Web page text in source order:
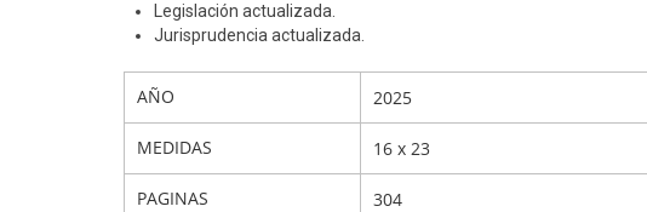
Legislación actualizada.
Jurisprudencia actualizada.
AÑO 2025
MEDIDAS 16 x 23
PAGINAS 304